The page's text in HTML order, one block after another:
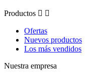
Productos  
Ofertas
Nuevos productos
Los más vendidos
Nuestra empresa